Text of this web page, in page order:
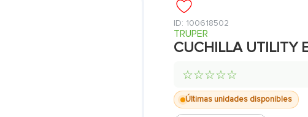
: 100618502
TRUPER
CUCHILLA UTILITY
☆☆☆☆☆
Últimas unidades disponibles